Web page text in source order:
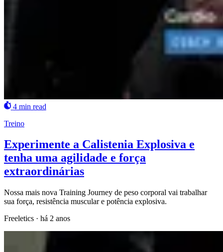
4 min read
Treino
Experimente a Calistenia Explosiva e
tenha uma agilidade e força
extraordinárias
Nossa mais nova Training Journey de peso corporal vai trabalhar
sua força, resistência muscular e potência explosiva.
Freeletics · há 2 anos